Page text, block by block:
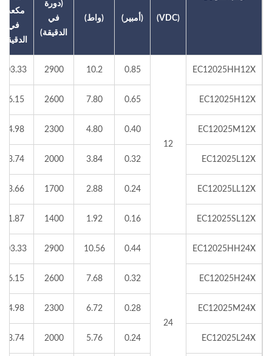
(VDC) (أمبير) (واط)
(دورة
في
الدقيقة)
مكعب
في
الدقيقة)
EC12025HH12X
12
0.85
10.2
2900
103.33
EC12025H12X
0.65
7.80
2600
96.15
EC12025M12X
0.40
4.80
2300
84.98
EC12025L12X
0.32
3.84
2000
73.74
EC12025LL12X
0.24
2.88
1700
63.66
EC12025SL12X
0.16
1.92
1400
51.87
EC12025HH24X
24
0.44
10.56
2900
103.33
EC12025H24X
0.32
7.68
2600
96.15
EC12025M24X
0.28
6.72
2300
84.98
EC12025L24X
0.24
5.76
2000
73.74